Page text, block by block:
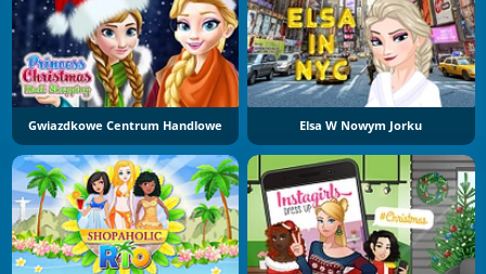
Gwiazdkowe Centrum Handlowe Elsa W Nowym Jorku